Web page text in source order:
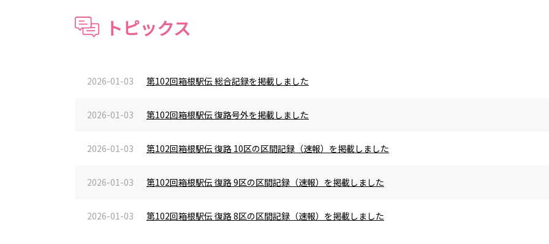
トピックス
2026-01-03 第102回箱根駅伝 総合記録を掲載しました
2026-01-03 第102回箱根駅伝 復路号外を掲載しました
2026-01-03 第102回箱根駅伝 復路 10区の区間記録（速報）を掲載しました
2026-01-03 第102回箱根駅伝 復路 9区の区間記録（速報）を掲載しました
2026-01-03 第102回箱根駅伝 復路 8区の区間記録（速報）を掲載しました